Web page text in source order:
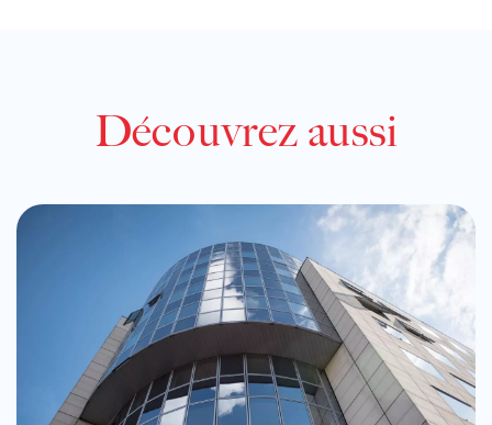
Découvrez aussi